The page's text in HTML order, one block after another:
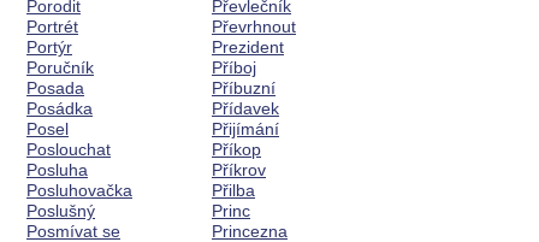
Porodit
Portrét
Portýr
Poručník
Posada
Posádka
Posel
Poslouchat
Posluha
Posluhovačka
Poslušný
Posmívat se
Převlečník
Převrhnout
Prezident
Příboj
Příbuzní
Přídavek
Přijímání
Příkop
Příkrov
Přilba
Princ
Princezna